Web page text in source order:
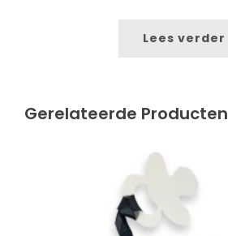
Lees verder
Gerelateerde Producten